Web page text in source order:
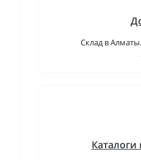
Склад в